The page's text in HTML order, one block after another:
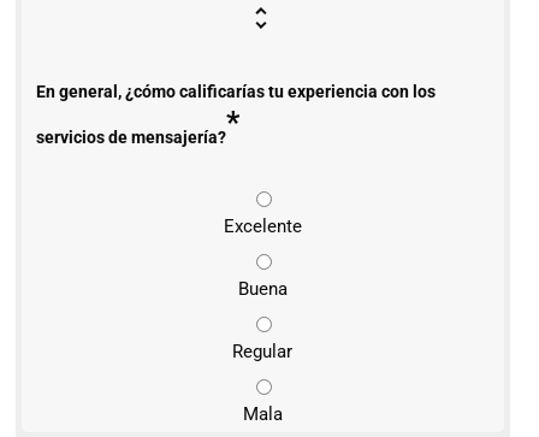
En general, ¿cómo calificarías tu experiencia con los
servicios de mensajería?*
Excelente
Buena
Regular
Mala